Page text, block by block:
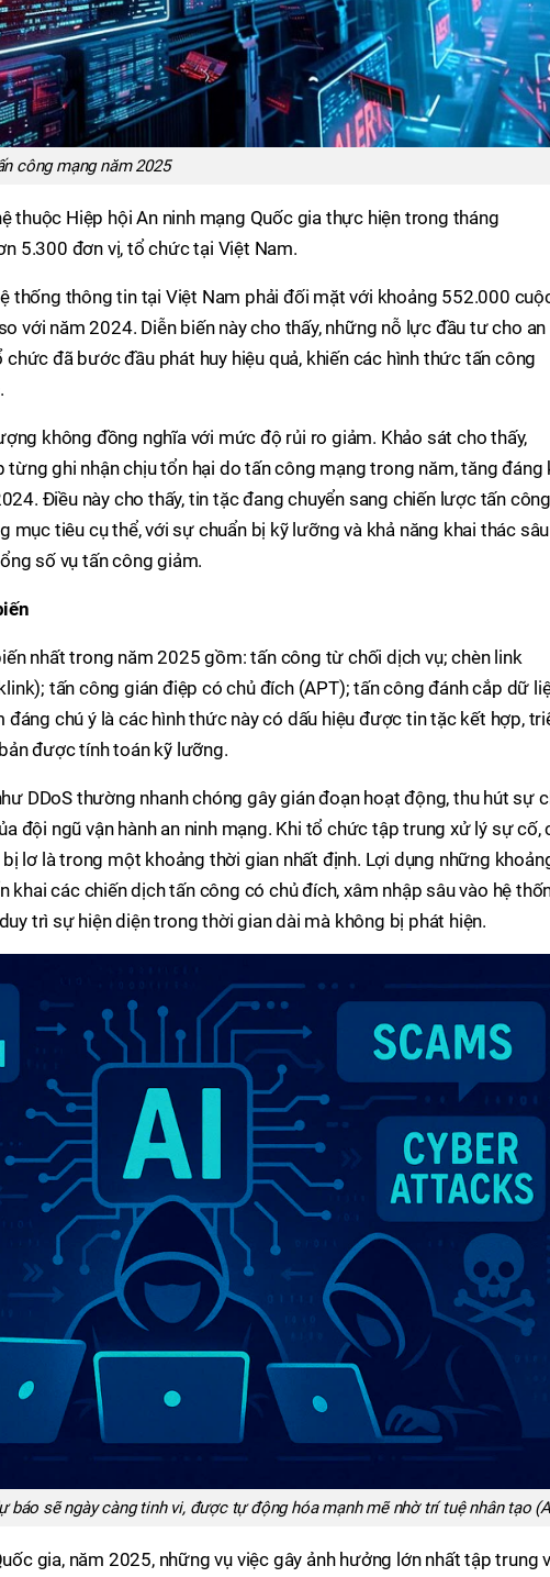
công mạng năm 2025
thuộc Hiệp hội An ninh mạng Quốc gia thực hiện trong tháng
5.300 đơn vị, tổ chức tại Việt Nam.
thống thông tin tại Việt Nam phải đối mặt với khoảng 552.000
với năm 2024. Diễn biến này cho thấy, những nỗ lực đầu tư cho an
chức đã bước đầu phát huy hiệu quả, khiến các hình thức tấn công
không đồng nghĩa với mức độ rủi ro giảm. Khảo sát cho thấy,
từng ghi nhận chịu tổn hại do tấn công mạng trong năm, tăng đáng
Điều này cho thấy, tin tặc đang chuyển sang chiến lược tấn công
mục tiêu cụ thể, với sự chuẩn bị kỹ lưỡng và khả năng khai thác sâu
số vụ tấn công giảm.
nhất trong năm 2025 gồm: tấn công từ chối dịch vụ; chèn link
tấn công gián điệp có chủ đích (APT); tấn công đánh cắp dữ
chú ý là các hình thức này có dấu hiệu được tin tặc kết hợp,
được tính toán kỹ lưỡng.
DDoS thường nhanh chóng gây gián đoạn hoạt động, thu hút sự
đội ngũ vận hành an ninh mạng. Khi tổ chức tập trung xử lý sự cố,
lơ là trong một khoảng thời gian nhất định. Lợi dụng những
khai các chiến dịch tấn công có chủ đích, xâm nhập sâu vào hệ
trì sự hiện diện trong thời gian dài mà không bị phát hiện.
báo sẽ ngày càng tinh vi, được tự động hóa mạnh mẽ nhờ trí tuệ nhân tạo
gia, năm 2025, những vụ việc gây ảnh hưởng lớn nhất tập trung